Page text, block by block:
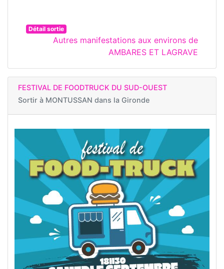
Détail sortie
Autres manifestations aux environs de
AMBARES ET LAGRAVE
FESTIVAL DE FOODTRUCK DU SUD-OUEST
Sortir à MONTUSSAN dans la Gironde